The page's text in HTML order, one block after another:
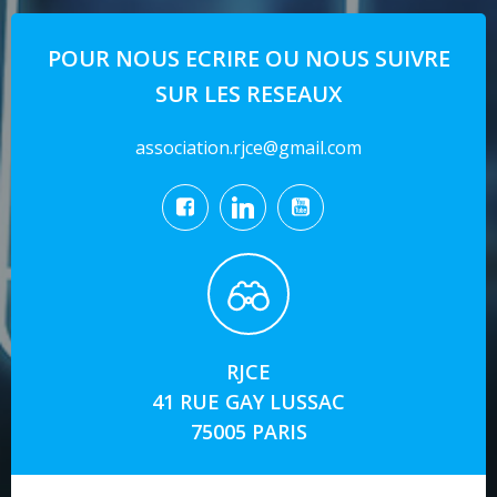
POUR NOUS ECRIRE OU NOUS SUIVRE
SUR LES RESEAUX
association.rjce@gmail.com
RJCE
41 RUE GAY LUSSAC
75005 PARIS